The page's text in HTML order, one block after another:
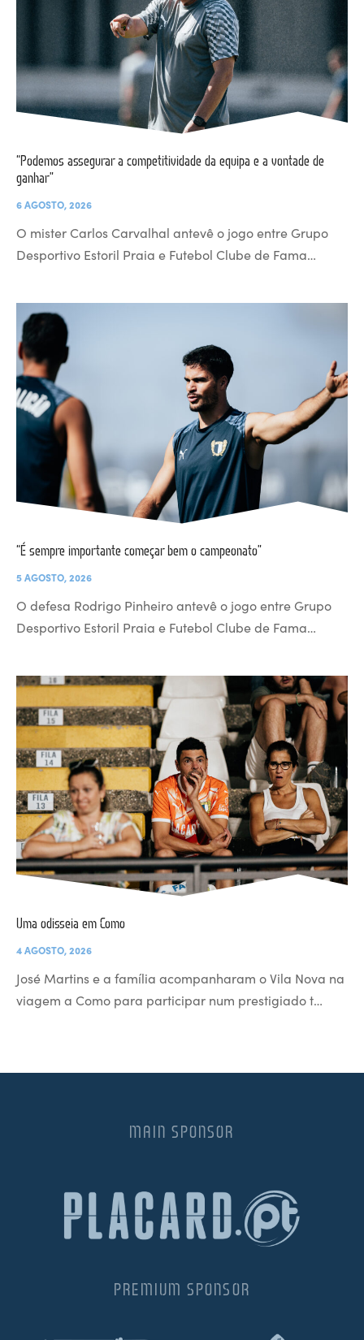
“Podemos assegurar a competitividade da equipa e a vontade de
ganhar”
6 AGOSTO, 2026
O mister Carlos Carvalhal antevê o jogo entre Grupo
Desportivo Estoril Praia e Futebol Clube de Fama…
“É sempre importante começar bem o campeonato”
5 AGOSTO, 2026
O defesa Rodrigo Pinheiro antevê o jogo entre Grupo
Desportivo Estoril Praia e Futebol Clube de Fama…
Uma odisseia em Como
4 AGOSTO, 2026
José Martins e a família acompanharam o Vila Nova na
viagem a Como para participar num prestigiado t…
MAIN SPONSOR
PREMIUM SPONSOR